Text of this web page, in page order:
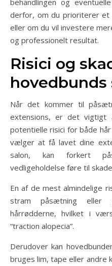
behandlingen og
derfor, om du prioriterer et
eller om du vil investere
og professionelt resultat.
Risici og
hovedbunds
Når det kommer til
extensions, er det
potentielle risici for både
vælger at få lavet dine
salon, kan forkert
vedligeholdelse føre til
En af de mest almindelige
stram påsætning eller
hårrødderne, hvilket i
“traction alopecia”.
Derudover kan
bruges lim, tape eller andre